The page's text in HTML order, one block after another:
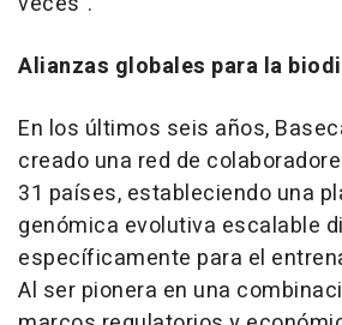
Alianzas globales para la
En los últimos seis años,
creado una red de
31 países, estableciendo una
genómica evolutiva escalable
específicamente para el
Al ser pionera en una